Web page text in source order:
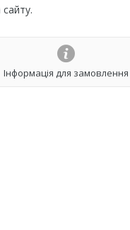
Інформація для замовлення